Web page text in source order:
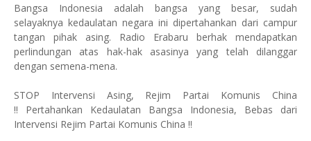
Bangsa Indonesia adalah bangsa yang besar, sudah
selayaknya kedaulatan negara ini dipertahankan dari campur
tangan pihak asing. Radio Erabaru berhak mendapatkan
perlindungan atas hak-hak asasinya yang telah dilanggar
dengan semena-mena.
STOP Intervensi Asing, Rejim Partai Komunis China
!! Pertahankan Kedaulatan Bangsa Indonesia, Bebas dari
Intervensi Rejim Partai Komunis China !!